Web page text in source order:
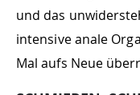
und das
intensive anale
Mal aufs Neue